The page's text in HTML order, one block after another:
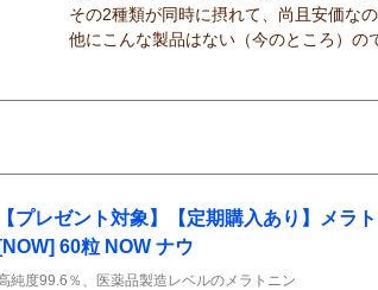
その2種類が同時に摂れて、尚且安価な
他にこんな製品はない（今のところ）の
【プレゼント対象】【定期購入あり】メラ
[NOW] 60粒 NOW ナウ
純度99.6％、医薬品製造レベルのメラトニン